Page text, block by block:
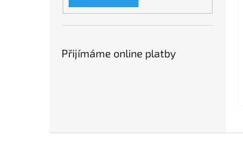
Přijímáme online platby